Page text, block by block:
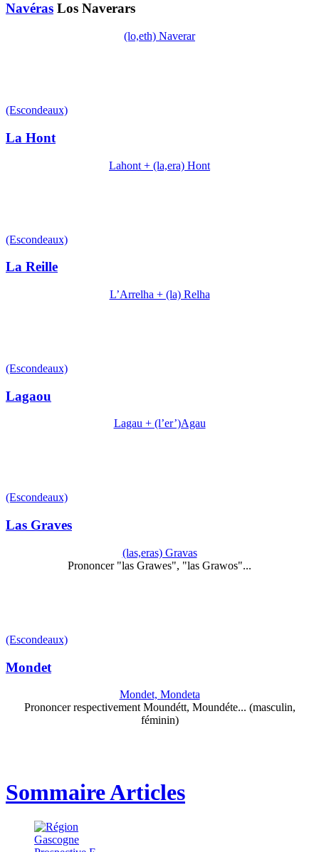
Navéras Los Naverars
(lo,eth) Naverar
(Escondeaux)
La Hont
Lahont + (la,era) Hont
(Escondeaux)
La Reille
L’Arrelha + (la) Relha
(Escondeaux)
Lagaou
Lagau + (l’er’)Agau
(Escondeaux)
Las Graves
(las,eras) Gravas
Prononcer "las Grawes", "las Grawos"...
(Escondeaux)
Mondet
Mondet, Mondeta
Prononcer respectivement Moundétt, Moundéte... (masculin,
féminin)
Sommaire Articles